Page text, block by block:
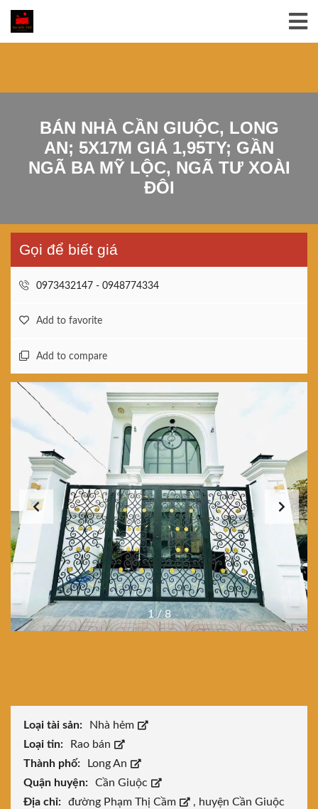
BÁN NHÀ CẦN GIUỘC, LONG
AN; 5X17M GIÁ 1,95TY; GẦN
NGÃ BA MỸ LỘC, NGÃ TƯ XOÀI
ĐÔI
Gọi để biết giá
0973432147 - 0948774334
Add to favorite
Add to compare
1/8
Loại tài sản:
Nhà hẻm
Loại tin:
Rao bán
Thành phố:
Long An
Quận huyện:
Cần Giuộc
Địa chỉ:
đường Phạm Thị Cầm , huyện Cần Giuộc